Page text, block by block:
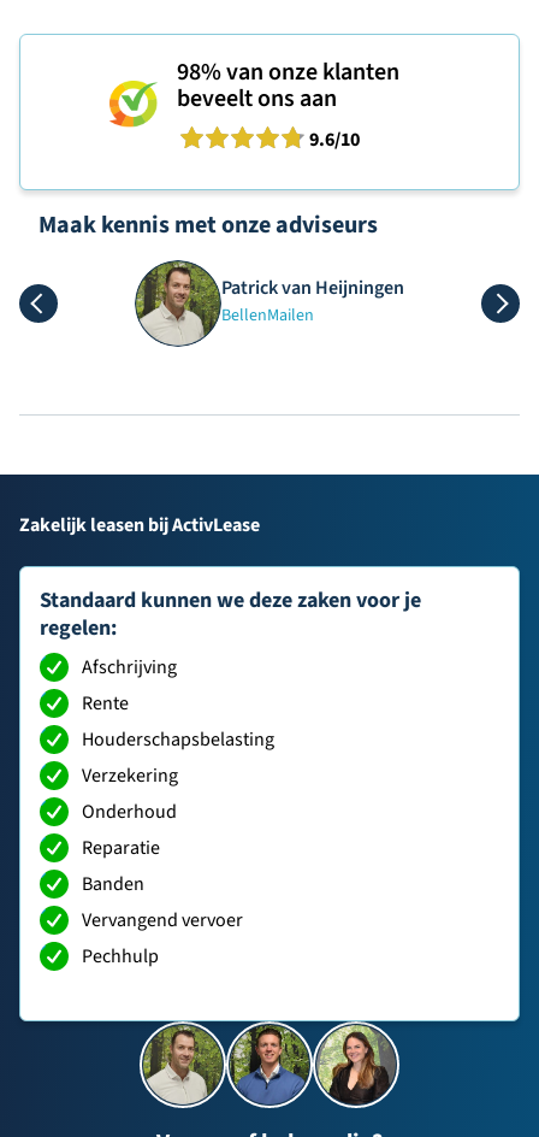
98%van onze klanten
beveelt ons aan
9.6/10
Maak kennis met onze adviseurs
Patrick van Heijningen
BellenMailen
Zakelijk leasen bij ActivLease
Standaard kunnen we deze zaken voor je
regelen:
Afschrijving
Rente
Houderschapsbelasting
Verzekering
Onderhoud
Reparatie
Banden
Vervangend vervoer
Pechhulp